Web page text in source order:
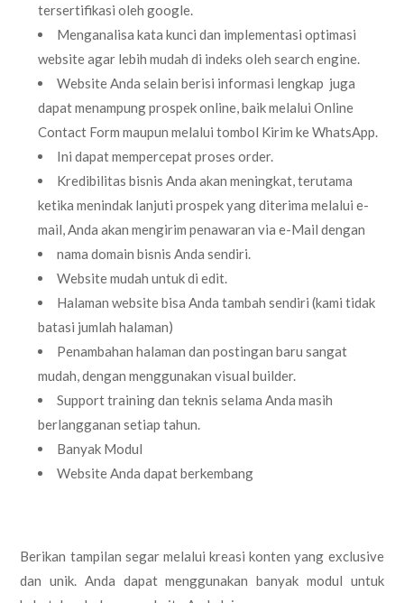
tersertifikasi oleh google.
Menganalisa kata kunci dan implementasi optimasi
website agar lebih mudah di indeks oleh search engine.
Website Anda selain berisi informasi lengkap juga
dapat menampung prospek online, baik melalui Online
Contact Form maupun melalui tombol Kirim ke WhatsApp.
Ini dapat mempercepat proses order.
Kredibilitas bisnis Anda akan meningkat, terutama
ketika menindak lanjuti prospek yang diterima melalui e-
mail, Anda akan mengirim penawaran via e-Mail dengan
nama domain bisnis Anda sendiri.
Website mudah untuk di edit.
Halaman website bisa Anda tambah sendiri (kami tidak
batasi jumlah halaman)
Penambahan halaman dan postingan baru sangat
mudah, dengan menggunakan visual builder.
Support training dan teknis selama Anda masih
berlangganan setiap tahun.
Banyak Modul
Website Anda dapat berkembang
Berikan tampilan segar melalui kreasi konten yang exclusive
dan unik. Anda dapat menggunakan banyak modul untuk